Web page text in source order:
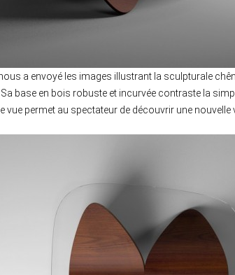
a envoyé les images illustrant la sculpturale
base en bois robuste et incurvée contraste la
vue permet au spectateur de découvrir une